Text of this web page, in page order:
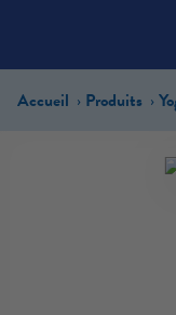
includes
Accueil Produits